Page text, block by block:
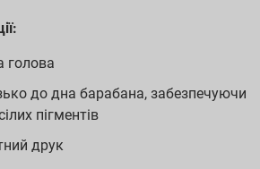
голова
до дна барабана, забезпечуючи
пігментів
друк